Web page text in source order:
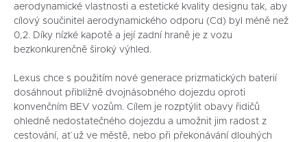
aerodynamické vlastnosti a estetické kvality designu tak, aby
cílový součinitel aerodynamického odporu (Cd) byl méně než
0,2. Díky nízké kapotě a její zadní hraně je z vozu
bezkonkurenčně široký výhled.
Lexus chce s použitím nové generace prizmatických baterií
dosáhnout přibližně dvojnásobného dojezdu oproti
konvenčním BEV vozům. Cílem je rozptýlit obavy řidičů
ohledně nedostatečného dojezdu a umožnit jim radost z
cestování, ať už ve městě, nebo při překonávání dlouhých